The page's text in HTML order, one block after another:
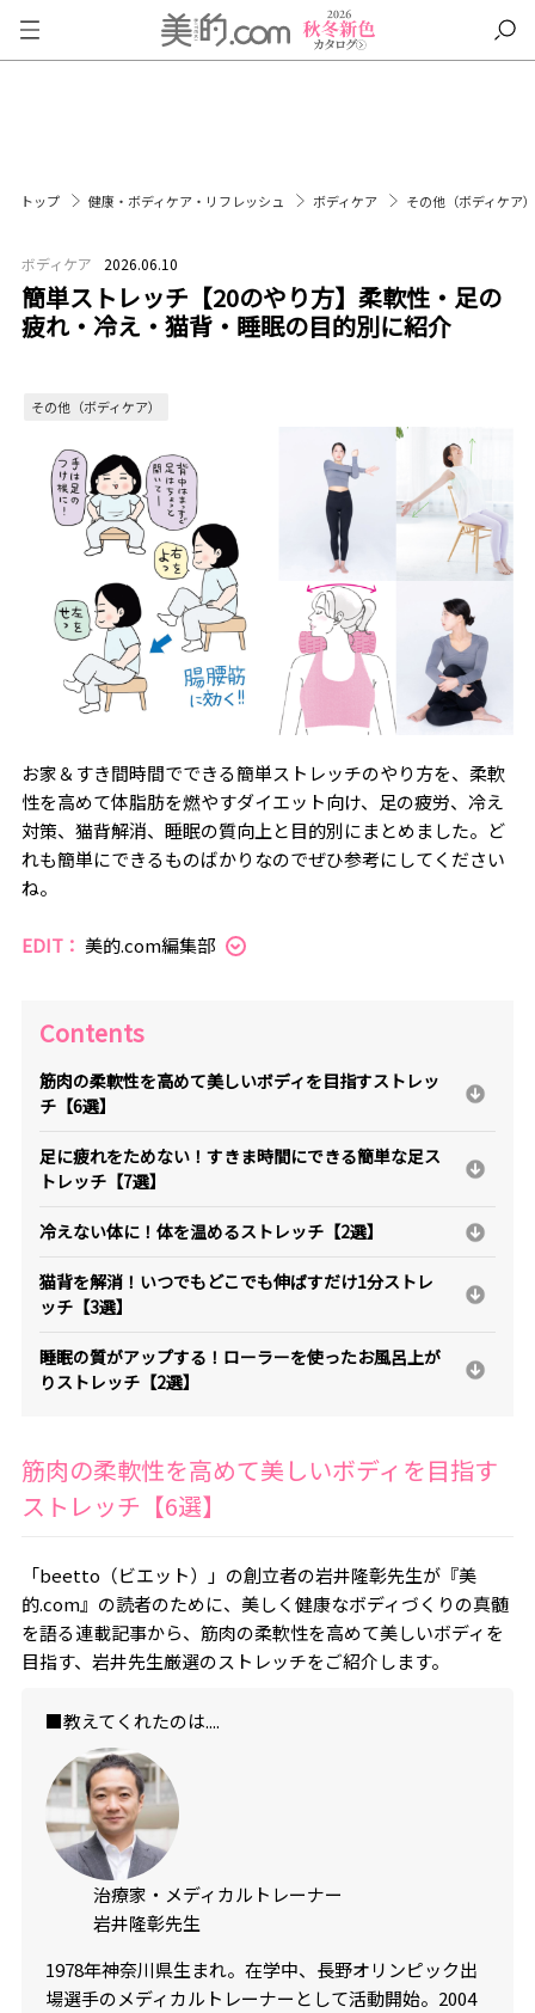
トップ 健康・ボディケア・リフレッシュ ボディケア その他（ボディケア
ボディケア 2026.06.10
簡単ストレッチ【20のやり方】柔軟性・足の
疲れ・冷え・猫背・睡眠の目的別に紹介
その他（ボディケア）
お家＆すき間時間でできる簡単ストレッチのやり方を、柔軟
性を高めて体脂肪を燃やすダイエット向け、足の疲労、冷え
対策、猫背解消、睡眠の質向上と目的別にまとめました。ど
れも簡単にできるものばかりなのでぜひ参考にしてください
ね。
EDIT： 美的.com編集部
Contents
筋肉の柔軟性を高めて美しいボディを目指すストレッ
チ【6選】
足に疲れをためない！すきま時間にできる簡単な足ス
トレッチ【7選】
冷えない体に！体を温めるストレッチ【2選】
猫背を解消！いつでもどこでも伸ばすだけ1分ストレ
ッチ【3選】
睡眠の質がアップする！ローラーを使ったお風呂上が
りストレッチ【2選】
筋肉の柔軟性を高めて美しいボディを目指す
ストレッチ【6選】
「beetto（ビエット）」の創立者の岩井隆彰先生が『美
的.com』の読者のために、美しく健康なボディづくりの真髄
を語る連載記事から、筋肉の柔軟性を高めて美しいボディを
目指す、岩井先生厳選のストレッチをご紹介します。
■教えてくれたのは....
治療家・メディカルトレーナー
岩井隆彰先生
1978年神奈川県生まれ。在学中、長野オリンピック出
場選手のメディカルトレーナーとして活動開始。2004